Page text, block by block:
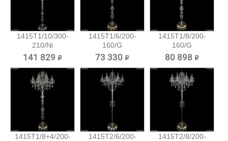
1415T1/10/300-
210/Ni
Хрустальный...
141 829 ₽
1415T1/6/200-
160/G
Хрустальный
73 330 ₽
1415T1/8/200-
160/G
Хрустальный
80 898 ₽
1415T1/8+4/200-
1415T2/6/200-
1415T2/8/200-